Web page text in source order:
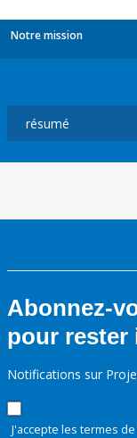
Notre mission
Abonnez-
pour rester
Notifications sur
J'accepte les termes de